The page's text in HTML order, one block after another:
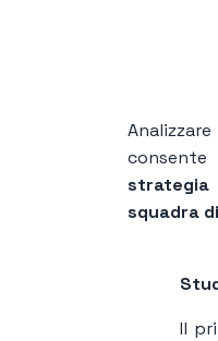
consente
strategia
squadra
Il